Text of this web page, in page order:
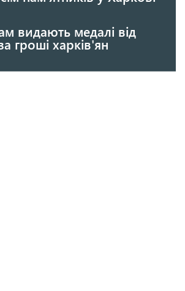
видають медалі від
гроші харків'ян